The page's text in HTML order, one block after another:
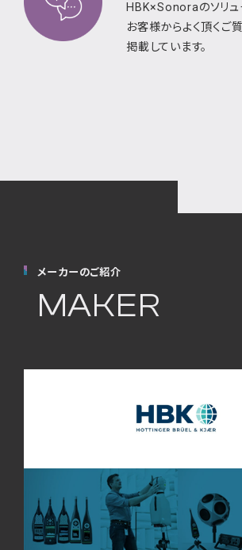
HBK×Sonoraのソリュ
お客様からよく頂くご
掲載しています。
メーカーのご紹介
MAKER